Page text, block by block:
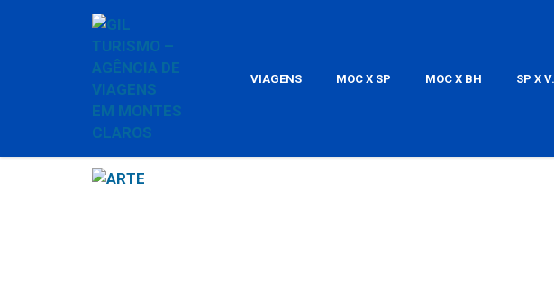
VIAGENS MOC X SP MOC X BH SP X